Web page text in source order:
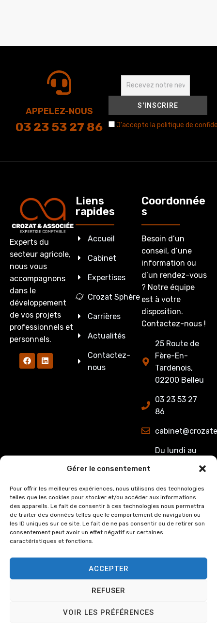
Gérer le consentement
Pour offrir les meilleures expériences, nous utilisons des technologies
telles que les cookies pour stocker et/ou accéder aux informations
des appareils. Le fait de consentir à ces technologies nous permettra
de traiter des données telles que le comportement de navigation ou
les ID uniques sur ce site. Le fait de ne pas consentir ou de retirer son
consentement peut avoir un effet négatif sur certaines
caractéristiques et fonctions.
ACCEPTER
REFUSER
VOIR LES PRÉFÉRENCES
APPELEZ-NOUS
03 23 53 27 86 J'accepte la politique de
Experts du
secteur agricole,
nous vous
accompagnons
dans le
développement
de vos projets
professionnels et
personnels.
Liens
rapides
Accueil
Cabinet
Expertises
Crozat Sphère
Carrières
Actualités
Contactez-
nous
Coordonnée
s
Besoin d’un
conseil, d’une
information ou
d’un rendez-vous
? Notre équipe
est à votre
disposition.
Contactez-nous !
25 Route de
Fère-En-
Tardenois,
02200 Belleu
03 23 53 27
86
Du lundi au
8h00 à 12h15
et de 13h15 à
17h00.
Le Vendredi :
de 8h00 à
12h15 et de
Crozat et Associée, tous
Politique de